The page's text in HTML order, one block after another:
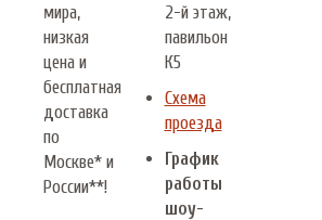
мира,
низкая
цена и
бесплатная
доставка
по
Москве* и
России**!
2-й этаж,
павильон
К5
Схема
проезда
График
работы
шоу-